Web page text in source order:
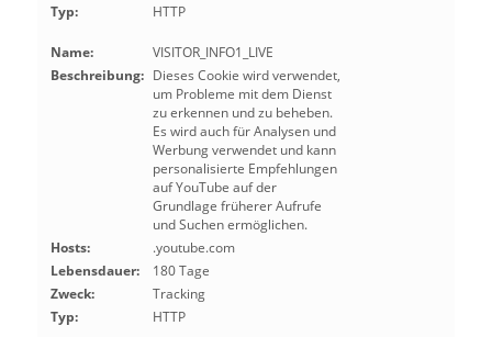
Typ:
HTTP
Name:
VISITOR_INFO1_LIVE
Beschreibung: Dieses Cookie wird verwendet,
um Probleme mit dem Dienst
zu erkennen und zu beheben.
Es wird auch für Analysen und
Werbung verwendet und kann
personalisierte Empfehlungen
auf YouTube auf der
Grundlage früherer Aufrufe
und Suchen ermöglichen.
Hosts:
.youtube.com
Lebensdauer:
180 Tage
Zweck:
Tracking
Typ:
HTTP